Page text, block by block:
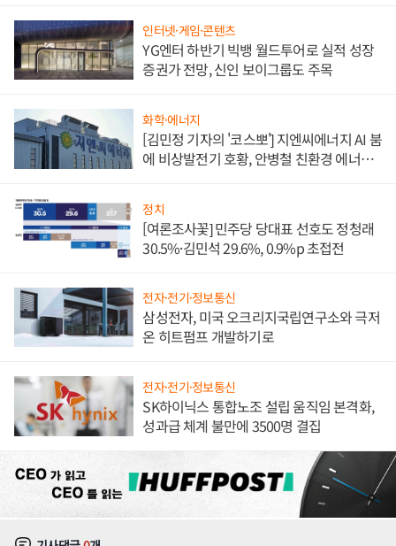
인터넷·게임·콘텐츠
YG엔터 하반기 빅뱅 월드투어로 실적 성장
증권가 전망, 신인 보이그룹도 주목
화학·에너지
[김민정 기자의 '코스뽀'] 지엔씨에너지 AI 붐
에 비상발전기 호황, 안병철 친환경 에너지
정치
[여론조사꽃] 민주당 당대표 선호도 정청래
30.5%·김민석 29.6%, 0.9%p 초접전
전자·전기·정보통신
삼성전자, 미국 오크리지국립연구소와 극저
온 히트펌프 개발하기로
전자·전기·정보통신
SK하이닉스 통합노조 설립 움직임 본격화,
성과급 체계 불만에 3500명 결집